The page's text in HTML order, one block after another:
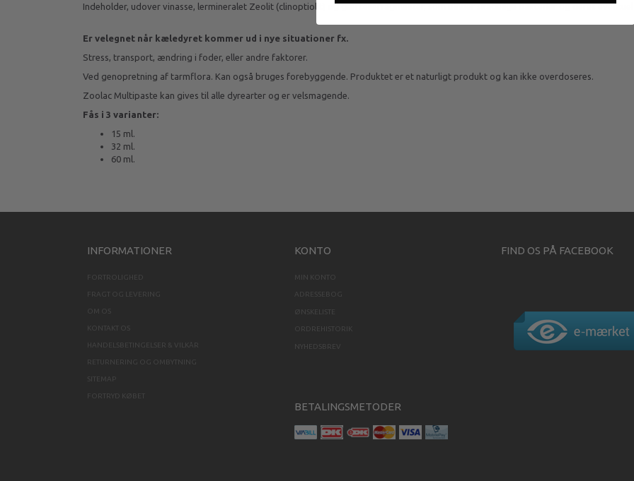
Indeholder, udover vinasse, lermineralet Zeolit (clinoptiolit) og gærcellefragmenter, som binder skadelige bakterier og deres
Er velegnet når kæledyret kommer ud i nye situationer fx.
Stress, transport, ændring i foder, eller andre faktorer.
Ved genopretning af tarmflora. Kan også bruges forebyggende. Produktet er et naturligt produkt og kan ikke overdoseres.
Zoolac Multipaste kan gives til alle dyrearter og er velsmagende.
Fås i 3 varianter:
15 ml.
32 ml.
60 ml.
INFORMATIONER
FORTROLIGHED
FRAGT OG LEVERING
OM OS
KONTAKT OS
HANDELSBETINGELSER & VILKÅR
RETURNERING OG OMBYTNING
SITEMAP
FORTRYD KØBET
KONTO
MIN KONTO
ADRESSEBOG
ØNSKELISTE
ORDREHISTORIK
NYHEDSBREV
BETALINGSMETODER
FIND OS PÅ FACEBOOK